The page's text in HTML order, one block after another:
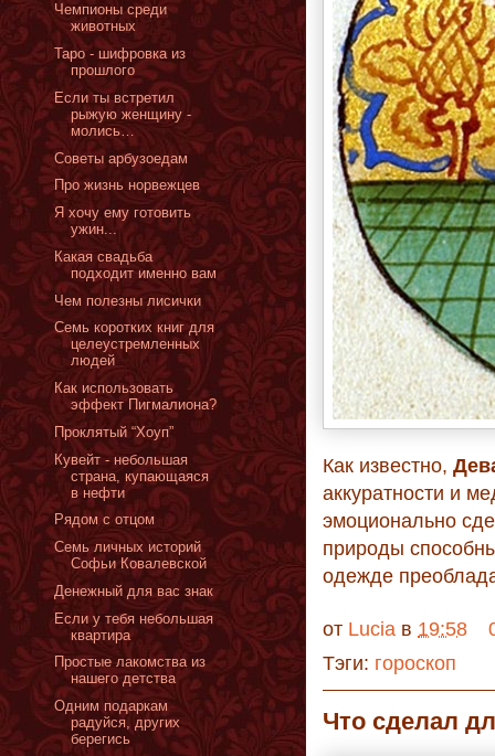
Как известно,
аккуратности и
эмоционально
природы
одежде
от Lucia в 19:58
Тэги: гороскоп
Что сделал
Чемпионы среди
животных
Таро - шифровка из
прошлого
Если ты встретил
рыжую женщину -
молись…
Советы арбузоедам
Про жизнь норвежцев
Я хочу ему готовить
ужин...
Какая свадьба
подходит именно вам
Чем полезны лисички
Семь коротких книг для
целеустремленных
людей
Как использовать
эффект Пигмалиона?
Проклятый “Хоуп”
Кувейт - небольшая
страна, купающаяся
в нефти
Рядом с отцом
Семь личных историй
Софьи Ковалевской
Денежный для вас знак
Если у тебя небольшая
квартира
Простые лакомства из
нашего детства
Одним подаркам
радуйся, других
берегись